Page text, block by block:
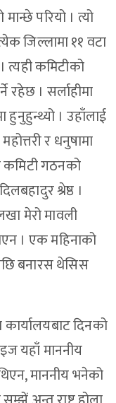
परियो । त्यो
जिल्लामा ११ वटा
त्यही कमिटीको
रहेछ । सर्लाहीमा
। उहाँलाई
र धनुषामा
कमिटी गठनको
श्रेष्ठ ।
मेरो मावली
। एक महिनाको
बनारस थेसिस
दिनको
यहाँ माननीय
माननीय भनेको